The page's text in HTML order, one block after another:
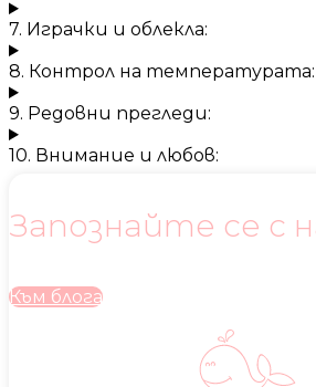
7. Играчки и облекла:
8. Контрол на температурата:
9. Редовни прегледи:
10. Внимание и любов:
Запознайте се с
Към блога